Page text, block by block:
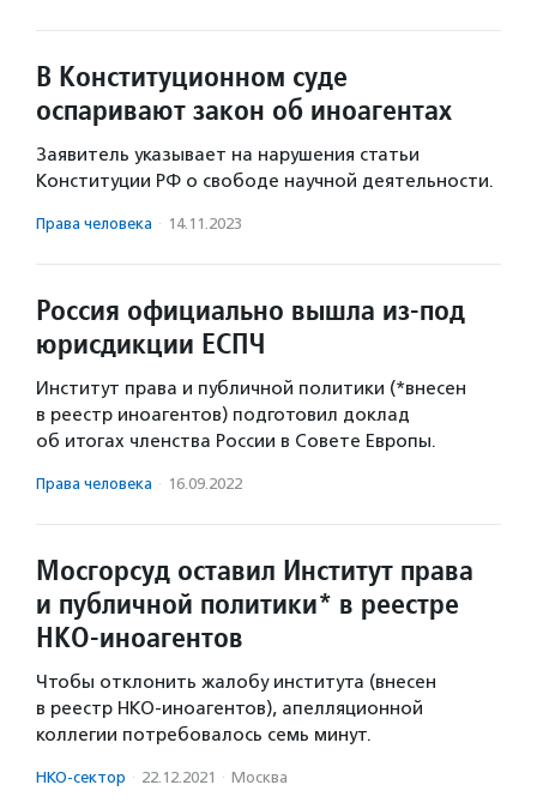
В Конституционном суде
оспаривают закон об иноагентах
Заявитель указывает на нарушения статьи
Конституции РФ о свободе научной деятельности.
Права человека · 14.11.2023
Россия официально вышла из-под
юрисдикции ЕСПЧ
Институт права и публичной политики (*внесен
в реестр иноагентов) подготовил доклад
об итогах членства России в Совете Европы.
Права человека · 16.09.2022
Мосгорсуд оставил Институт права
и публичной политики* в реестре
НКО-иноагентов
Чтобы отклонить жалобу института (внесен
в реестр НКО-иноагентов), апелляционной
коллегии потребовалось семь минут.
НКО-сектор · 22.12.2021 · Москва